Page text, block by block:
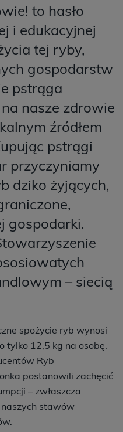
to hasło
i edukacyjnej
tej ryby,
gospodarstw
pstrąga
nasze zdrowie
źródłem
pstrągi
przyczyniamy
dziko żyjących,
gospodarki.
– siecią
spożycie ryb wynosi
tylko 12,5 kg na osobę.
Ryb
postanowili zachęcić
– zwłaszcza
stawów